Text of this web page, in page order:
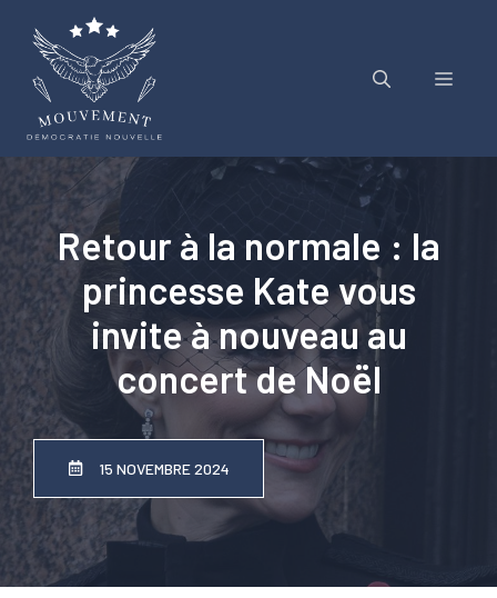
contenu
Menu
Retour à la normale : la
princesse Kate vous
invite à nouveau au
concert de Noël
15 NOVEMBRE 2024